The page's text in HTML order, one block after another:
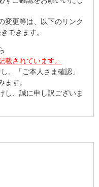
変更等は、以下のリンク
できます。
されています。
、「ご本人さま確認」
す。
し、誠に申し訳ございま